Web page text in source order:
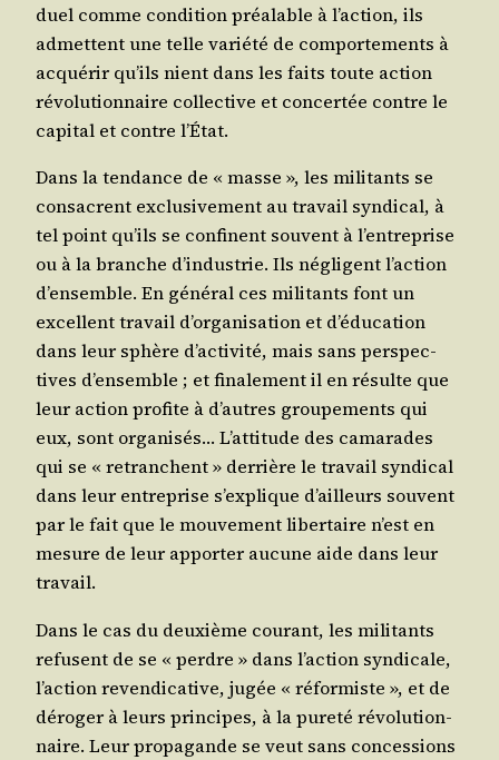
duel comme condi­tion préa­lable à l’action, ils
admettent une telle varié­té de com­por­te­ments à
acqué­rir qu’ils nient dans les faits toute action
révo­lu­tion­naire col­lec­tive et concer­tée contre le
capi­tal et contre l’État.
Dans la ten­dance de « masse », les mili­tants se
consacrent exclu­si­ve­ment au tra­vail syn­di­cal, à
tel point qu’ils se confinent sou­vent à l’entreprise
ou à la branche d’industrie. Ils négligent l’action
d’ensemble. En géné­ral ces mili­tants font un
excellent tra­vail d’organisation et d’éducation
dans leur sphère d’activité, mais sans pers­pec­
tives d’ensemble ; et fina­le­ment il en résulte que
leur action pro­fite à d’autres grou­pe­ments qui
eux, sont orga­ni­sés… L’attitude des cama­rades
qui se « retranchent » der­rière le tra­vail syn­di­cal
dans leur entre­prise s’explique d’ailleurs sou­vent
par le fait que le mou­ve­ment liber­taire n’est en
mesure de leur appor­ter aucune aide dans leur
travail.
Dans le cas du deuxième cou­rant, les mili­tants
refusent de se « perdre » dans l’action syn­di­cale,
l’action reven­di­ca­tive, jugée « réfor­miste », et de
déro­ger à leurs prin­cipes, à la pure­té révo­lu­tion­
naire. Leur pro­pa­gande se veut sans conces­sions